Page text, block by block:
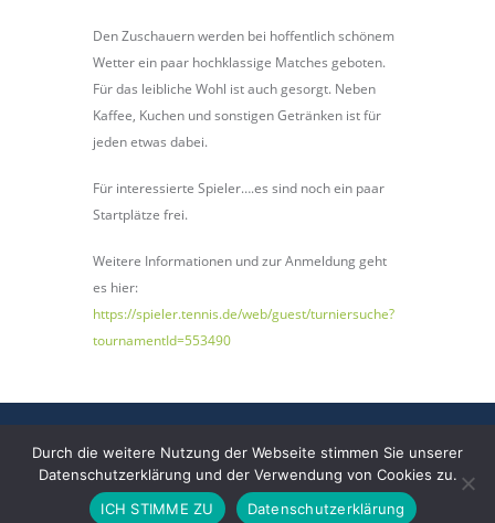
Den Zuschauern werden bei hoffentlich schönem
Wetter ein paar hochklassige Matches geboten.
Für das leibliche Wohl ist auch gesorgt. Neben
Kaffee, Kuchen und sonstigen Getränken ist für
jeden etwas dabei.
Für interessierte Spieler….es sind noch ein paar
Startplätze frei.
Weitere Informationen und zur Anmeldung geht
es hier:
https://spieler.tennis.de/web/guest/turniersuche?
tournamentId=553490
Datenschutz
Impressum
© Alle Rechte vorbehalten Tennis Club Wehen e.V.
2024
Durch die weitere Nutzung der Webseite stimmen Sie unserer
Datenschutzerklärung und der Verwendung von Cookies zu.
ICH STIMME ZU
Datenschutzerklärung